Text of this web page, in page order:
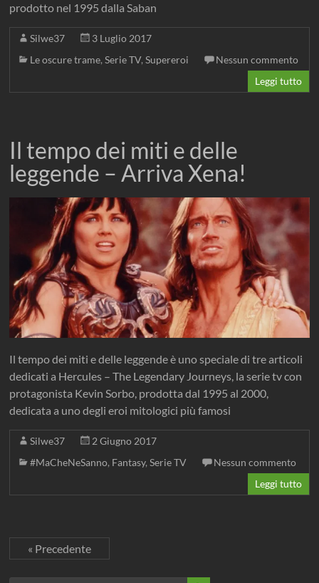
prodotto nel 1995 dalla Saban
Silwe37
3 Luglio 2017
Le oscure trame,Serie TV,Supereroi
Nessun commento
Leggi tutto
Il tempo dei miti e delle
leggende – Arriva Xena!
Il tempo dei miti e delle leggende è uno speciale di tre articoli
dedicati a Hercules – The Legendary Journeys, la serie tv con
protagonista Kevin Sorbo, prodotta dal 1995 al 2000,
dedicata a uno degli eroi mitologici più famosi
Silwe37
2 Giugno 2017
#MaCheNeSanno, Fantasy,Serie TV
Nessun commento
Leggi tutto
« Precedente